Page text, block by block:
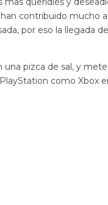
contribuido mucho a
por eso la llegada
pizca de sal, y
como Xbox